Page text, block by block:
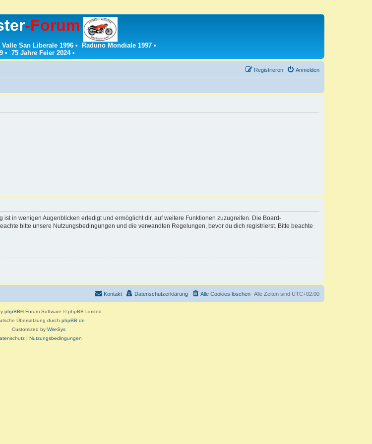
-Forum
Valle San Liberale 1996 • Raduno Mondiale 1997 •
• 75 Jahre Feier 2024•
Anmelden
Registrieren
in wenigen Augenblicken erledigt und ermöglicht dir, auf weitere Funktionen zuzugreifen. Die Board-
bitte unsere Nutzungsbedingungen und die verwandten Regelungen, bevor du dich registrierst. Bitte beachte
Alle Zeiten sind UTC+02:00
Alle Cookies löschen
Datenschutzerklärung
Kontakt
phpBB® Forum Software © phpBB Limited
Übersetzung durch phpBB.de
Customized by WireSys
| Nutzungsbedingungen